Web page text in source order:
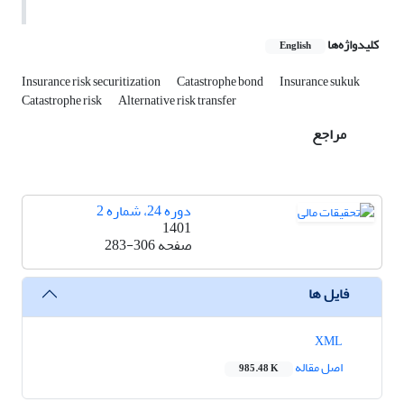
کلیدواژه‌ها English
Insurance risk securitization Catastrophe bond Insurance sukuk
Catastrophe risk Alternative risk transfer
مراجع
دوره 24، شماره 2
1401
صفحه283-306
فایل ها
اصل مقاله
985.48 K